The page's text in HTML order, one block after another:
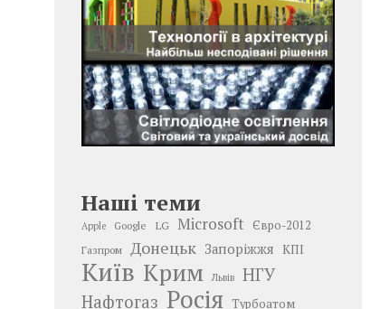
Наші теми
Apple Google LG Microsoft Євро-2012
Газпром Донецьк Запоріжжя КПІ
Київ Крим Львів
НГУ
Нафтогаз Росія Турбоатом